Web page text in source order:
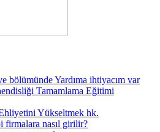
bölümünde Yardıma ihtiyacım var
Tamamlama Eğitimi
Yükseltmek hk.
nasıl girilir?